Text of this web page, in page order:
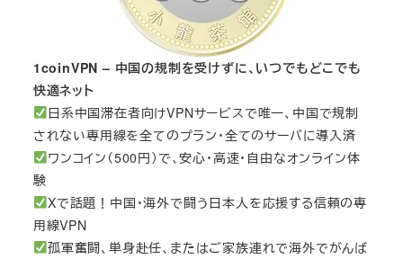
1coinVPN – 中国の規制を受けずに、いつでもどこでも
快適ネット
日系中国滞在者向けVPNサービスで唯一、中国で規制
されない専用線を全てのプラン・全てのサーバに導入済
ワンコイン（500円）で、安心・高速・自由なオンライン体
験
Xで話題！中国・海外で闘う日本人を応援する信頼の専
用線VPN
孤軍奮闘、単身赴任、またはご家族連れで海外でがんば